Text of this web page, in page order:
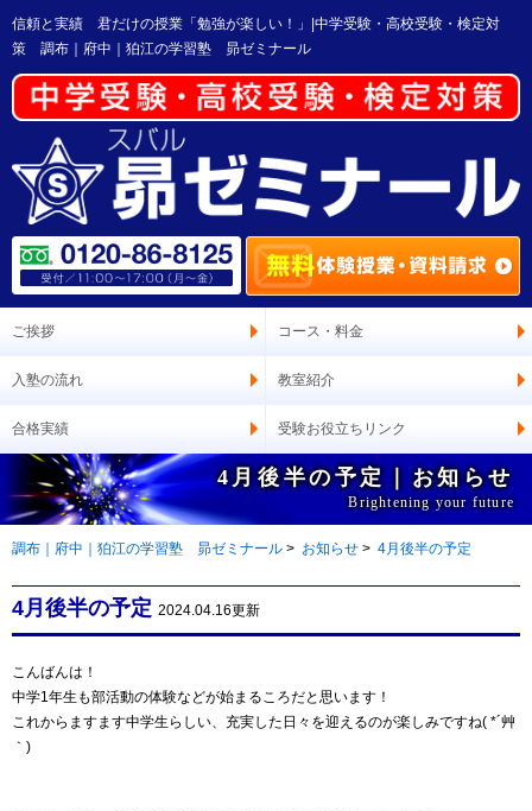
信頼と実績 君だけの授業「勉強が楽しい！」|中学受験・高校受験・検定対
策 調布｜府中｜狛江の学習塾 昴ゼミナール
ご挨拶 コース・料金
入塾の流れ 教室紹介
合格実績 受験お役立ちリンク
4月後半の予定｜お知らせ
Brightening your future
調布｜府中｜狛江の学習塾 昴ゼミナール > お知らせ > 4月後半の予定
4月後半の予定 2024.04.16更新
こんばんは！
中学1年生も部活動の体験などが始まるころだと思います！
これからますます中学生らしい、充実した日々を迎えるのが楽しみですね( *´艸
｀)